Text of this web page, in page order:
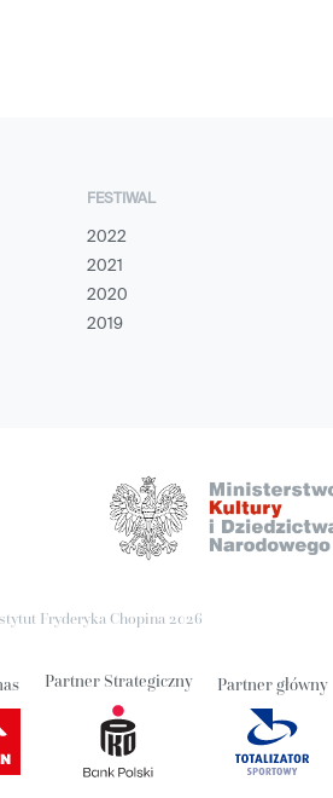
FESTIWAL
2022
2021
2020
2019
Fryderyka Chopina 2026
Partner Strategiczny Partner główny